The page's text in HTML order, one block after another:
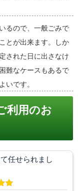
るので、一般ごみで
とが出来ます。しか
された日に出さなけ
難なケースもあるで
いです。
利用のお
任せられまし